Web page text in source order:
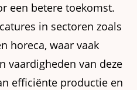
een betere toekomst.
in sectoren zoals
horeca, waar vaak
vaardigheden van deze
efficiënte productie en